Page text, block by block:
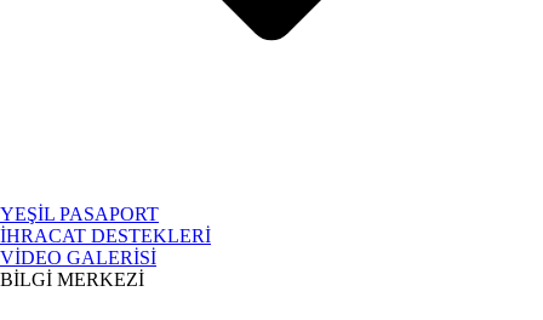
YEŞİL PASAPORT
İHRACAT DESTEKLERİ
VİDEO GALERİSİ
BİLGİ MERKEZİ